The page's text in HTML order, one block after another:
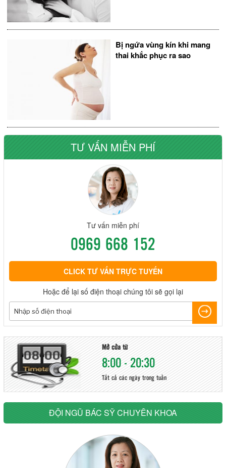
Bị ngứa vùng kín khi mang
thai khắc phục ra sao
TƯ VẤN MIỄN PHÍ
Tư vấn miễn phí
0969 668 152
CLICK TƯ VẤN TRỰC TUYẾN
Hoặc để lại số điện thoại chúng tôi sẽ gọi lại
Mở cửa từ
8:00 - 20:30
Tất cả các ngày trong tuần
ĐỘI NGŨ BÁC SỸ CHUYÊN KHOA